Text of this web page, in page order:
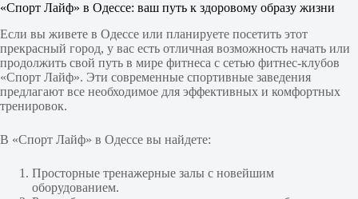
«Спорт Лайф» в Одессе: ваш путь к здоровому образу жизни
Если вы живете в Одессе или планируете посетить этот
прекрасный город, у вас есть отличная возможность начать или
продолжить свой путь в мире фитнеса с сетью фитнес-клубов
«Спорт Лайф». Эти современные спортивные заведения
предлагают все необходимое для эффективных и комфортных
тренировок.
В «Спорт Лайф» в Одессе вы найдете:
Просторные тренажерные залы с новейшим
оборудованием.